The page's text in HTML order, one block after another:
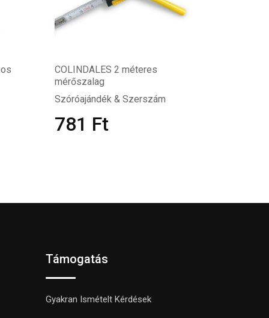
COLINDALES 2 méteres
mérőszalag
Szóróajándék & Szerszám
781 Ft
Támogatás
Gyakran Ismételt Kérdések